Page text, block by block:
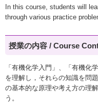
In this course, students will
through various practice
授業の内容 / Course
「有機化学入門」、「有機化
を理解し，それらの知識を問
の基本的な原理や考え方の理
う。